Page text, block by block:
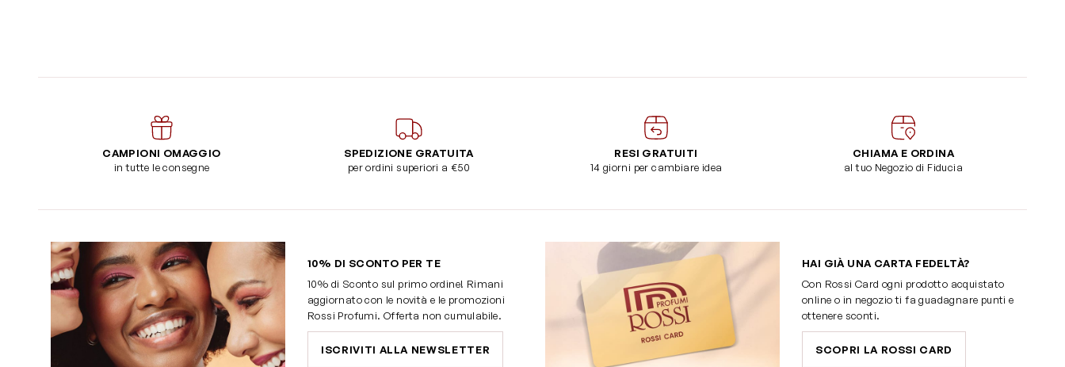
CAMPIONI OMAGGIO
in tutte le consegne
SPEDIZIONE GRATUITA
per ordini superiori a €50
RESI GRATUITI
14 giorni per cambiare idea
CHIAMA E ORDINA
al tuo Negozio di Fiducia
10% DI SCONTO PER TE
10% di Sconto sul primo ordine! Rimani
aggiornato con le novità e le promozioni
Rossi Profumi. Offerta non cumulabile.
ISCRIVITI ALLA NEWSLETTER
HAI GIÀ UNA CARTA FEDELTÀ?
Con Rossi Card ogni prodotto acquistato
online o in negozio ti fa guadagnare punti e
ottenere sconti.
SCOPRI LA ROSSI CARD